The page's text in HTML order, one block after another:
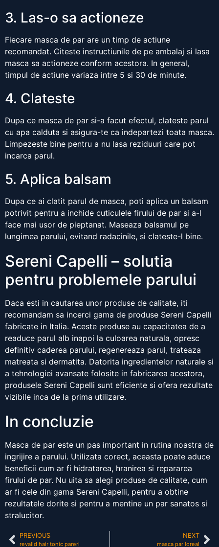
3. Las-o sa actioneze
Fiecare masca de par are un timp de actiune
recomandat. Citeste instructiunile de pe ambalaj si lasa
masca sa actioneze conform acestora. In general,
timpul de actiune variaza intre 5 si 30 de minute.
4. Clateste
Dupa ce masca de par si-a facut efectul, clateste parul
cu apa calduta si asigura-te ca indepartezi toata masca.
Limpezeste bine pentru a nu lasa reziduuri care pot
incarca parul.
5. Aplica balsam
Dupa ce ai clatit parul de masca, poti aplica un balsam
potrivit pentru a inchide cuticulele firului de par si a-l
face mai usor de pieptanat. Maseaza balsamul pe
lungimea parului, evitand radacinile, si clateste-l bine.
Sereni Capelli – solutia
pentru problemele parului
Daca esti in cautarea unor produse de calitate, iti
recomandam sa incerci gama de produse Sereni Capelli
fabricate in Italia. Aceste produse au capacitatea de a
readuce parul alb inapoi la culoarea naturala, opresc
definitiv caderea parului, regenereaza parul, trateaza
matreata si dermatita. Datorita ingredientelor naturale si
a tehnologiei avansate folosite in fabricarea acestora,
produsele Sereni Capelli sunt eficiente si ofera rezultate
vizibile inca de la prima utilizare.
In concluzie
Masca de par este un pas important in rutina noastra de
ingrijire a parului. Utilizata corect, aceasta poate aduce
beneficii cum ar fi hidratarea, hranirea si repararea
firului de par. Nu uita sa alegi produse de calitate, cum
ar fi cele din gama Sereni Capelli, pentru a obtine
rezultatele dorite si pentru a mentine un par sanatos si
stralucitor.
PREVIOUS
revalid hair tonic pareri
NEXT
masca par loreal